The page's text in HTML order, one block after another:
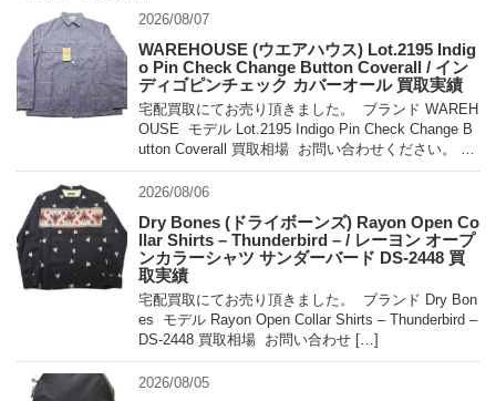
2026/08/07
WAREHOUSE (ウエアハウス) Lot.2195 Indig
o Pin Check Change Button Coverall / イン
ディゴピンチェック カバーオール 買取実績
宅配買取にてお売り頂きました。 ブランド WAREH
OUSE モデル Lot.2195 Indigo Pin Check Change B
utton Coverall 買取相場 お問い合わせください。 状
態 未使用 […]
2026/08/06
Dry Bones (ドライボーンズ) Rayon Open Co
llar Shirts – Thunderbird – / レーヨン オープ
ンカラーシャツ サンダーバード DS-2448 買
取実績
宅配買取にてお売り頂きました。 ブランド Dry Bon
es モデル Rayon Open Collar Shirts – Thunderbird –
DS-2448 買取相場 お問い合わせ […]
2026/08/05